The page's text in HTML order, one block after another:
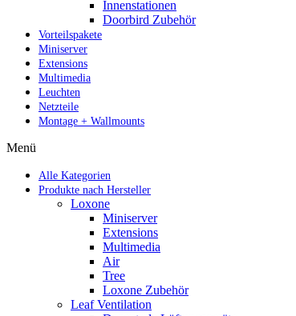
Innenstationen
Doorbird Zubehör
Vorteilspakete
Miniserver
Extensions
Multimedia
Leuchten
Netzteile
Montage + Wallmounts
Menü
Alle Kategorien
Produkte nach Hersteller
Loxone
Miniserver
Extensions
Multimedia
Air
Tree
Loxone Zubehör
Leaf Ventilation